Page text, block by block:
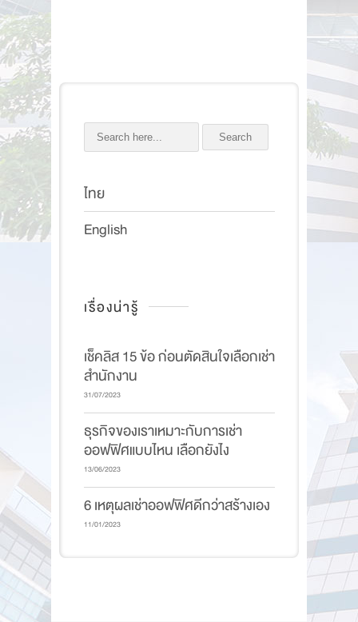
Search
ไทย
English
เรื่องน่ารู้
เช็คลิส 15 ข้อ ก่อนตัดสินใจเลือกเช่า
สำนักงาน
31/07/2023
ธุรกิจของเราเหมาะกับการเช่า
ออฟฟิศแบบไหน เลือกยังไง
13/06/2023
6 เหตุผลเช่าออฟฟิศดีกว่าสร้างเอง
11/01/2023